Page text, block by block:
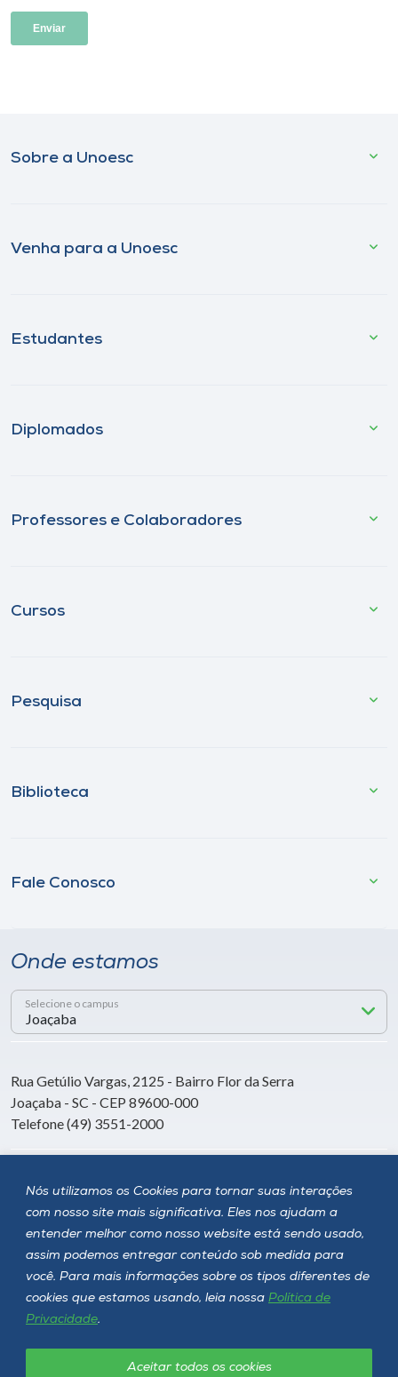
Nós utilizamos os Cookies para tornar suas interações
com nosso site mais significativa. Eles nos ajudam a
entender melhor como nosso website está sendo usado,
assim podemos entregar conteúdo sob medida para
você. Para mais informações sobre os tipos diferentes de
cookies que estamos usando, leia nossa Política de
Privacidade.
Aceitar todos os cookies
Sobre a Unoesc
Venha para a Unoesc
Estudantes
Diplomados
Professores e Colaboradores
Cursos
Pesquisa
Biblioteca
Fale Conosco
Onde estamos
Selecione o campus
Rua Getúlio Vargas, 2125 - Bairro Flor da Serra
Joaçaba - SC - CEP 89600-000
Telefone (49) 3551-2000
Siga a Unoesc